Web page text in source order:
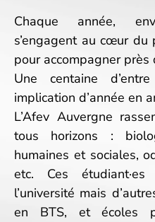
Chaque année,
s’engagent au cœur du
pour accompagner
Une centaine
implication d’année en
L’Afev Auvergne
tous horizons :
humaines et sociales,
etc. Ces
l’université mais
en BTS, et écoles